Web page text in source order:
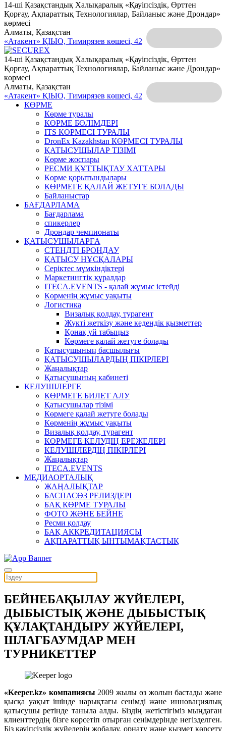
14-ші Қазақстандық Халықаралық «Қауіпсіздік, Өрттен
Қорғау, Ақпараттық Технологиялар, Байланыс және Дрондар»
көрмесі
Алматы, Қазақстан
«Атакент» ҚІЫО, Тимирязев көшесі, 42
14-ші Қазақстандық Халықаралық «Қауіпсіздік, Өрттен
Қорғау, Ақпараттық Технологиялар, Байланыс және Дрондар»
көрмесі
Алматы, Қазақстан
«Атакент» ҚІЫО, Тимирязев көшесі, 42
КӨРМЕ
Көрме туралы
КӨРМЕ БӨЛІМДЕРІ
ITS КӨРМЕСІ ТУРАЛЫ
DronEx Kazakhstan КӨРМЕСІ ТУРАЛЫ
ҚАТЫСУШЫЛАР ТІЗІМІ
Көрме жоспары
РЕСМИ ҚҰТТЫҚТАУ ХАТТАРЫ
Көрме қорытындылары
КӨРМЕГЕ ҚАЛАЙ ЖЕТУГЕ БОЛАДЫ
Байланыстар
БАҒДАРЛАМА
Бағдарлама
спикерлер
Дрондар чемпионаты
ҚАТЫСУШЫЛАРҒА
СТЕНДТІ БРОНДАУ
ҚАТЫСУ НҰСҚАЛАРЫ
Серіктес мүмкіндіктері
Маркетингтік құралдар
ITECA.EVENTS - қалай жұмыс істейді
Көрменің жұмыс уақыты
Логистика
Визалық қолдау, турагент
Жүкті жеткізу және кедендік қызметтер
Қонақ үй табыңыз
Көрмеге қалай жетуге болады
Қатысушының басшылығы
ҚАТЫСУШЫЛАРДЫҢ ПІКІРЛЕРІ
Жаңалықтар
Қатысушының кабинеті
КЕЛУШІЛЕРГЕ
КӨРМЕГЕ БИЛЕТ АЛУ
Қатысушылар тізімі
Көрмеге қалай жетуге болады
Көрменің жұмыс уақыты
Визалық қолдау, турагент
КӨРМЕГЕ КЕЛУДІҢ ЕРЕЖЕЛЕРІ
КЕЛУШІЛЕРДІҢ ПІКІРЛЕРІ
Жаңалықтар
ITECA.EVENTS
МЕДИАОРТАЛЫҚ
ЖАҢАЛЫҚТАР
БАСПАСӨЗ РЕЛИЗДЕРІ
БАҚ КӨРМЕ ТУРАЛЫ
ФОТО ЖӘНЕ БЕЙНЕ
Ресми қолдау
БАҚ АККРЕДИТАЦИЯСЫ
АҚПАРАТТЫҚ ЫНТЫМАҚТАСТЫҚ
БЕЙНЕБАҚЫЛАУ ЖҮЙЕЛЕРІ,
ДЫБЫСТЫҚ ЖӘНЕ ДЫБЫСТЫҚ
ҚҰЛАҚТАНДЫРУ ЖҮЙЕЛЕРІ,
ШЛАГБАУМДАР МЕН
ТУРНИКЕТТЕР
«Keeper.kz» компаниясы 2009 жылы өз жолын бастады және
қысқа уақыт ішінде нарықтағы сенімді және инновациялық
қатысушы ретінде таныла алды. Біздің жетістігіміз мыңдаған
клиенттердің бізге көрсетіп отырған сенімдерінде негізделген.
Біз қауіпсіздік жүйелерін жобалау, орнату және қызмет көрсету